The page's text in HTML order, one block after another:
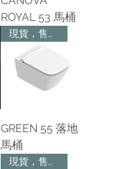
ROYAL 53 馬桶
現貨，售完為止
GREEN 55 落地
馬桶
現貨，售完為止